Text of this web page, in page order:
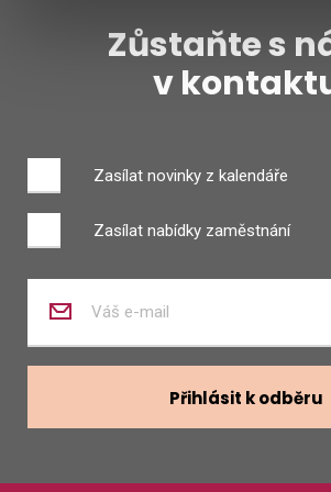
Zůstaňte s
v
Zasílat novinky z kalendáře
Zasílat nabídky zaměstnání
váš
mail
Přihlásit k odběru